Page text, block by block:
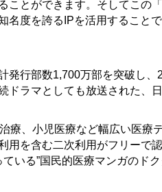
ことができます。そしてこの
名度を誇るIPを活用すること
発行部数1,700万部を突破し、
ドラマとしても放送された、
療、小児医療など幅広い医療
用を含む二次利用がフリーで
いる”国民的医療マンガのドク